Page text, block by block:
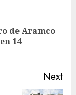
de Aramco
14
Next